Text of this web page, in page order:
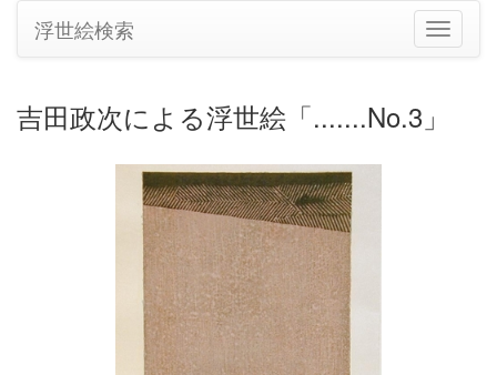
ナ
ビ
浮世絵検索
吉田政次による浮世絵「.......No.3」